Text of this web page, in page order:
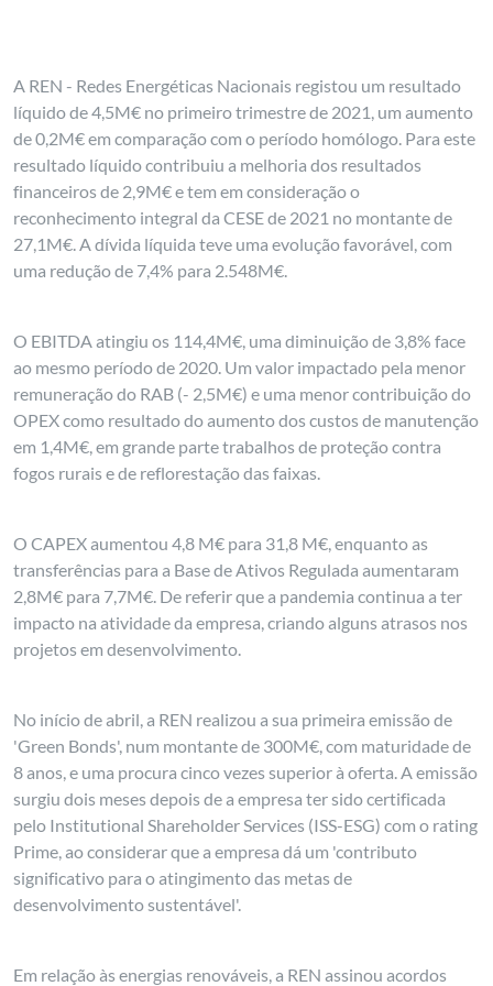
A REN - Redes Energéticas Nacionais registou um resultado
líquido de 4,5M€ no primeiro trimestre de 2021, um aumento
de 0,2M€ em comparação com o período homólogo. Para este
resultado líquido contribuiu a melhoria dos resultados
financeiros de 2,9M€ e tem em consideração o
reconhecimento integral da CESE de 2021 no montante de
27,1M€. A dívida líquida teve uma evolução favorável, com
uma redução de 7,4% para 2.548M€.
O EBITDA atingiu os 114,4M€, uma diminuição de 3,8% face
ao mesmo período de 2020. Um valor impactado pela menor
remuneração do RAB (- 2,5M€) e uma menor contribuição do
OPEX como resultado do aumento dos custos de manutenção
em 1,4M€, em grande parte trabalhos de proteção contra
fogos rurais e de reflorestação das faixas.
O CAPEX aumentou 4,8 M€ para 31,8 M€, enquanto as
transferências para a Base de Ativos Regulada aumentaram
2,8M€ para 7,7M€. De referir que a pandemia continua a ter
impacto na atividade da empresa, criando alguns atrasos nos
projetos em desenvolvimento.
No início de abril, a REN realizou a sua primeira emissão de
'Green Bonds', num montante de 300M€, com maturidade de
8 anos, e uma procura cinco vezes superior à oferta. A emissão
surgiu dois meses depois de a empresa ter sido certificada
pelo Institutional Shareholder Services (ISS-ESG) com o rating
Prime, ao considerar que a empresa dá um 'contributo
significativo para o atingimento das metas de
desenvolvimento sustentável'.
Em relação às energias renováveis, a REN assinou acordos